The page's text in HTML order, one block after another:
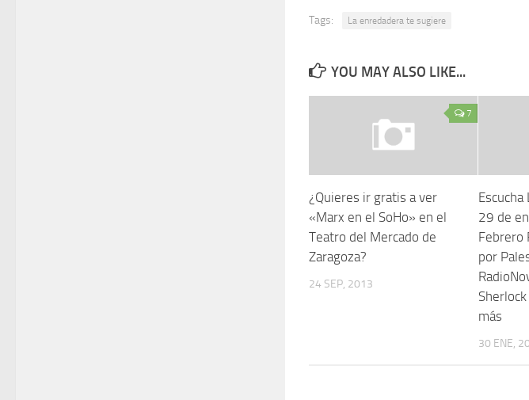
Tags: La enredadera te sugiere
YOU MAY ALSO LIKE...
7
¿Quieres ir gratis a ver
«Marx en el SoHo» en el
Teatro del Mercado de
Zaragoza?
24 SEP, 2013
29 de
Febrero
por
más
30 ENE,